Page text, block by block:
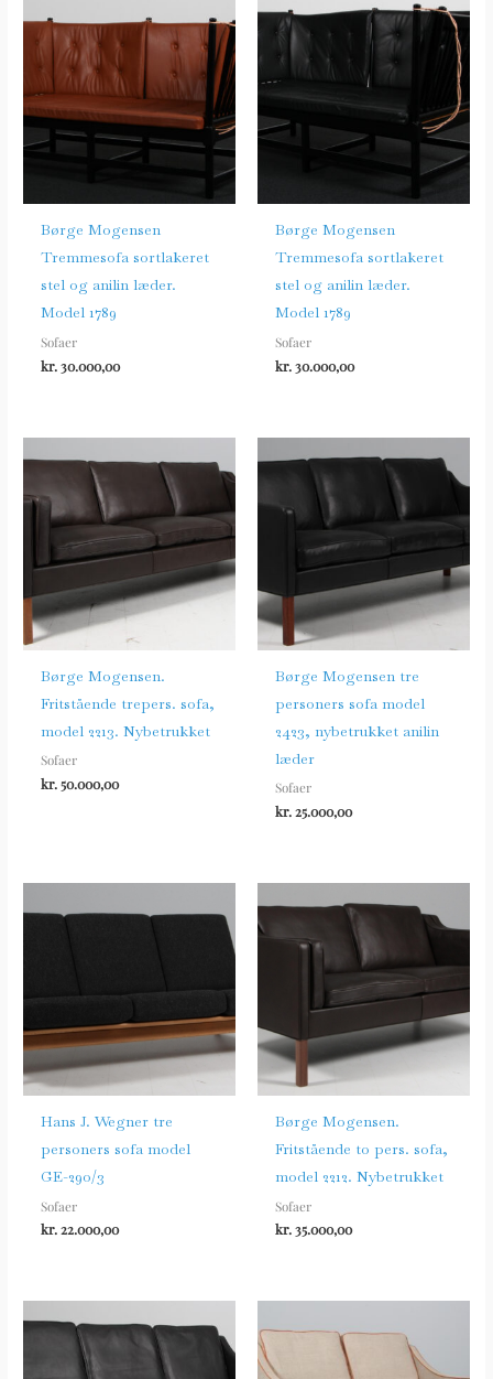
Børge Mogensen
Tremmesofa sortlakeret
stel og anilin læder.
Model 1789
Sofaer
kr.30.000,00
Børge Mogensen
Tremmesofa sortlakeret
stel og anilin læder.
Model 1789
Sofaer
kr.30.000,00
Børge Mogensen.
Fritstående trepers. sofa,
model 2213. Nybetrukket
Sofaer
kr.50.000,00
Børge Mogensen tre
personers sofa model
2423, nybetrukket anilin
læder
Sofaer
kr.25.000,00
Hans J. Wegner tre
personers sofa model
GE-290/3
Sofaer
kr.22.000,00
Børge Mogensen.
Fritstående to pers. sofa,
model 2212. Nybetrukket
Sofaer
kr.35.000,00